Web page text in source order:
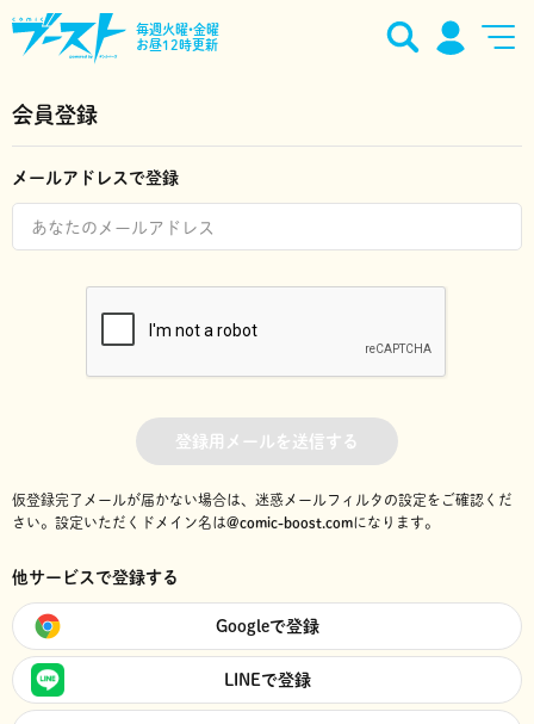
毎週火曜•金曜
お昼12時更新
会員登録
メールアドレスで登録
登録用メールを送信する
仮登録完了メールが届かない場合は、迷惑メールフィルタの設定をご確認くだ
さい。 設定いただくドメイン名は@comic-boost.comになります。
他サービスで登録する
Googleで登録
LINEで登録